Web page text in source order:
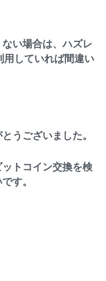
い場合は、ハズレ
していれば間違い
うございました。
トコイン交換を検
す。